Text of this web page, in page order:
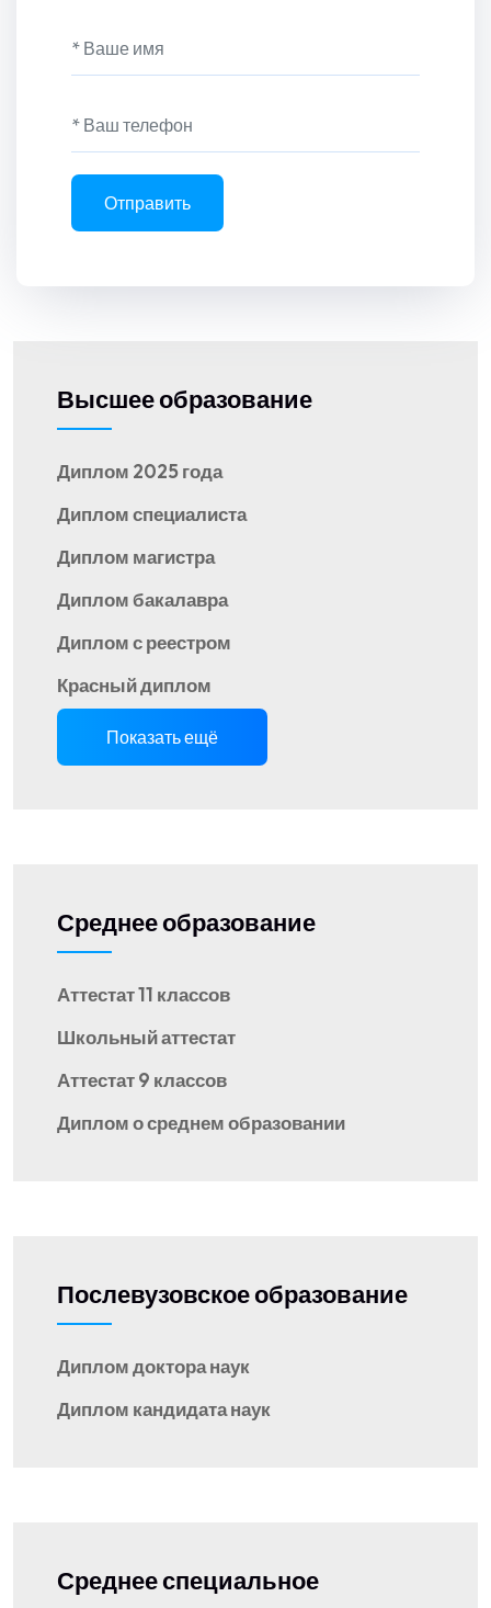
Отправить
Высшее образование
Диплом 2025 года
Диплом специалиста
Диплом магистра
Диплом бакалавра
Диплом с реестром
Красный диплом
Показать ещё
Среднее образование
Аттестат 11 классов
Школьный аттестат
Аттестат 9 классов
Диплом о среднем образовании
Послевузовское образование
Диплом доктора наук
Диплом кандидата наук
Среднее специальное